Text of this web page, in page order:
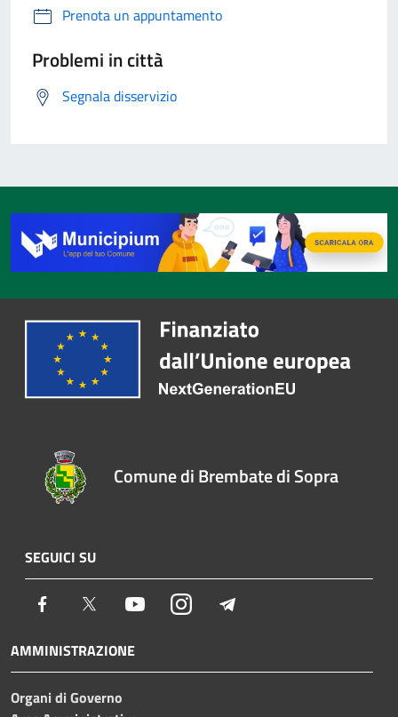
Prenota un appuntamento
Problemi in città
Segnala disservizio
Comune di Brembate di Sopra
SEGUICI SU
Facebook Twitter YoutubeInstagram
AMMINISTRAZIONE
Organi di Governo